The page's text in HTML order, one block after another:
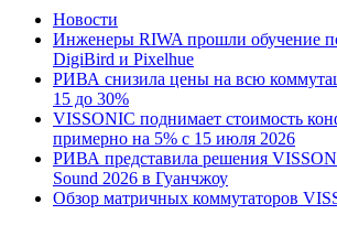
Новости
Инженеры RIWA прошли обучение
DigiBird и Pixelhue
РИВА снизила цены на всю
15 до 30%
VISSONIC поднимает стоимость
примерно на 5% с 15 июля 2026
РИВА представила решения
Sound 2026 в Гуанчжоу
Обзор матричных коммутаторов